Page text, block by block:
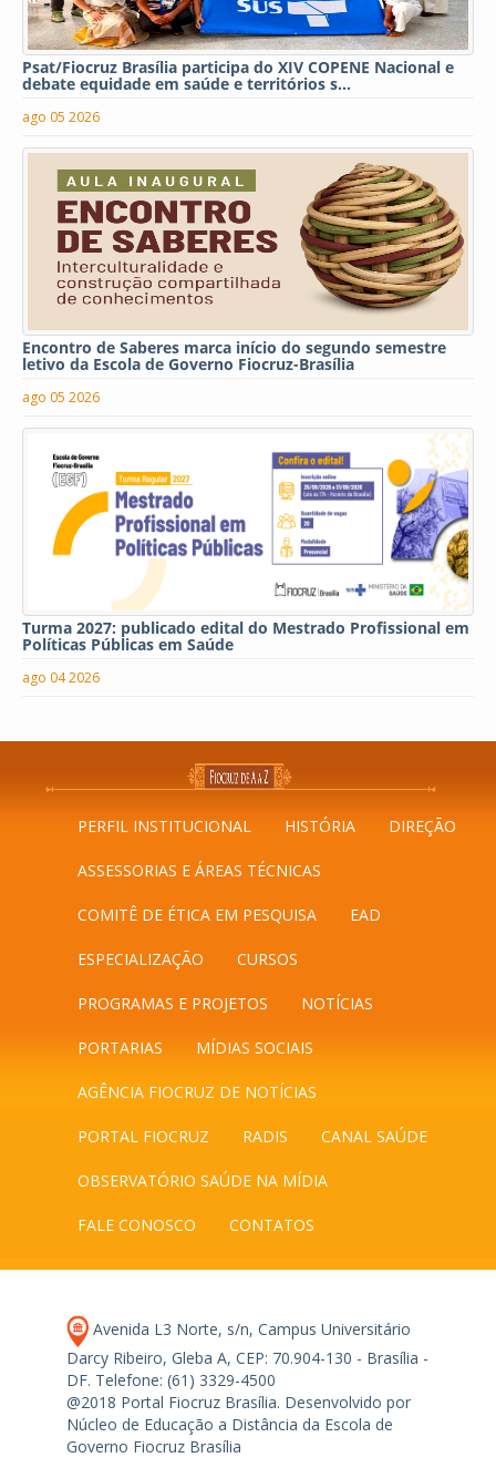
Psat/Fiocruz Brasília participa do XIV COPENE Nacional e
debate equidade em saúde e territórios s...
ago 05 2026
Encontro de Saberes marca início do segundo semestre
letivo da Escola de Governo Fiocruz-Brasília
ago 05 2026
Turma 2027: publicado edital do Mestrado Profissional em
Políticas Públicas em Saúde
ago 04 2026
PERFIL INSTITUCIONAL HISTÓRIA DIREÇÃO
ASSESSORIAS E ÁREAS TÉCNICAS
COMITÊ DE ÉTICA EM PESQUISA EAD
ESPECIALIZAÇÃO CURSOS
PROGRAMAS E PROJETOS NOTÍCIAS
PORTARIAS MÍDIAS SOCIAIS
AGÊNCIA FIOCRUZ DE NOTÍCIAS
PORTAL FIOCRUZ RADIS CANAL SAÚDE
OBSERVATÓRIO SAÚDE NA MÍDIA
FALE CONOSCO CONTATOS
Avenida L3 Norte, s/n, Campus Universitário
Darcy Ribeiro, Gleba A, CEP: 70.904-130 - Brasília -
DF. Telefone: (61) 3329-4500
@2018 Portal Fiocruz Brasília. Desenvolvido por
Núcleo de Educação a Distância da Escola de
Governo Fiocruz Brasília